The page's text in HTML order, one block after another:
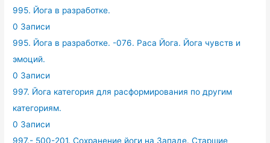
995. Йога в разработке.
0 Записи
995. Йога в разработке. -076. Раса Йога. Йога чувств и
эмоций.
0 Записи
997. Йога категория для расформирования по другим
категориям.
0 Записи
997.- 500-201. Сохранение йоги на Западе. Старшие